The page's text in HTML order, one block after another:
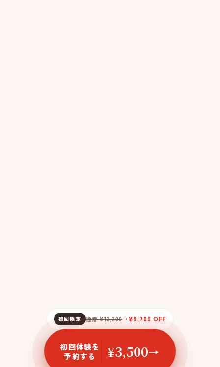
初回限定 通常 ¥13,200→¥9,700 OFF
初回体験を
予約する
¥3,500→